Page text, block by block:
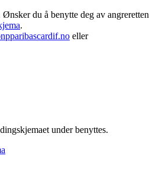
du å benytte deg av angreretten
.
eller
under benyttes.